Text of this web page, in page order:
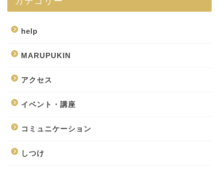
help
MARUPUKIN
アクセス
イベント・講座
コミュニケーション
しつけ